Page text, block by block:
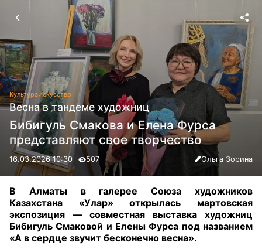
КультураИскусство
Весна в тандеме художниц
Бибигуль Смакова и Елена Фурса
представляют свое творчество
16.03.2026 10:30 507 Ольга Зорина
В Алматы в галерее Союза художников
Казахстана «Улар» открылась мартовская
экспозиция — совместная выставка художниц
Бибигуль Смаковой и Елены Фурса под названием
«А в сердце звучит бесконечно весна».